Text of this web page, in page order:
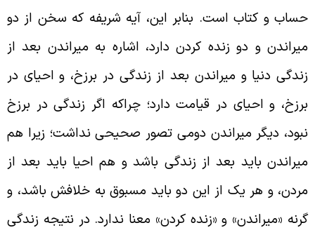
و کتاب است. بنابر این، آیه شریفه که سخن از دو
و دو زنده کردن دارد، اشاره به میراندن بعد از
دنیا و میراندن بعد از زندگى در برزخ، و احیاى در
و احیاى در قیامت دارد؛ چراکه اگر زندگى در برزخ
دیگر میراندن دومى تصور صحیحى نداشت؛ زیرا هم
باید بعد از زندگى باشد و هم احیا باید بعد از
و هر یک از این دو باید مسبوق به خلافش باشد، و
«میراندن» و «زنده کردن» معنا ندارد. در نتیجه زندگى